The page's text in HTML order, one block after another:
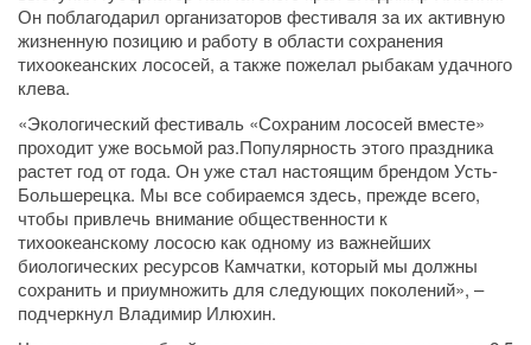
Он поблагодарил организаторов фестиваля за их активную
жизненную позицию и работу в области сохранения
тихоокеанских лососей, а также пожелал рыбакам удачного
клева.
«Экологический фестиваль «Сохраним лососей вместе»
проходит уже восьмой раз.Популярность этого праздника
растет год от года. Он уже стал настоящим брендом Усть-
Большерецка. Мы все собираемся здесь, прежде всего,
чтобы привлечь внимание общественности к
тихоокеанскому лососю как одному из важнейших
биологических ресурсов Камчатки, который мы должны
сохранить и приумножить для следующих поколений», –
подчеркнул Владимир Илюхин.